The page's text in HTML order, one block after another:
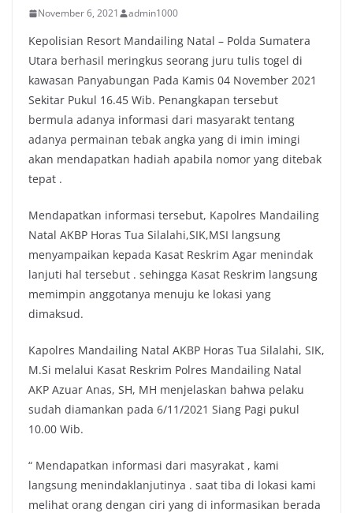
November 6, 2021 admin1000
Kepolisian Resort Mandailing Natal – Polda Sumatera
Utara berhasil meringkus seorang juru tulis togel di
kawasan Panyabungan Pada Kamis 04 November 2021
Sekitar Pukul 16.45 Wib. Penangkapan tersebut
bermula adanya informasi dari masyarakt tentang
adanya permainan tebak angka yang di imin imingi
akan mendapatkan hadiah apabila nomor yang ditebak
tepat .
Mendapatkan informasi tersebut, Kapolres Mandailing
Natal AKBP Horas Tua Silalahi,SIK,MSI langsung
menyampaikan kepada Kasat Reskrim Agar menindak
lanjuti hal tersebut . sehingga Kasat Reskrim langsung
memimpin anggotanya menuju ke lokasi yang
dimaksud.
Kapolres Mandailing Natal AKBP Horas Tua Silalahi, SIK,
M.Si melalui Kasat Reskrim Polres Mandailing Natal
AKP Azuar Anas, SH, MH menjelaskan bahwa pelaku
sudah diamankan pada 6/11/2021 Siang Pagi pukul
10.00 Wib.
“ Mendapatkan informasi dari masyrakat , kami
langsung menindaklanjutinya . saat tiba di lokasi kami
melihat orang dengan ciri yang di informasikan berada